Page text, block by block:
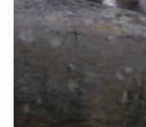
Não
inFlux